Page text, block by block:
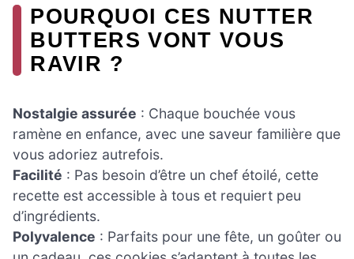
POURQUOI CES NUTTER
BUTTERS VONT VOUS
RAVIR ?
Nostalgie assurée : Chaque bouchée vous
ramène en enfance, avec une saveur familière que
vous adoriez autrefois.
Facilité : Pas besoin d’être un chef étoilé, cette
recette est accessible à tous et requiert peu
d’ingrédients.
Polyvalence : Parfaits pour une fête, un goûter ou